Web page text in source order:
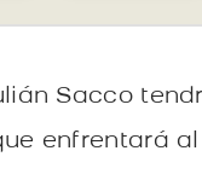
Sacco
enfrentará